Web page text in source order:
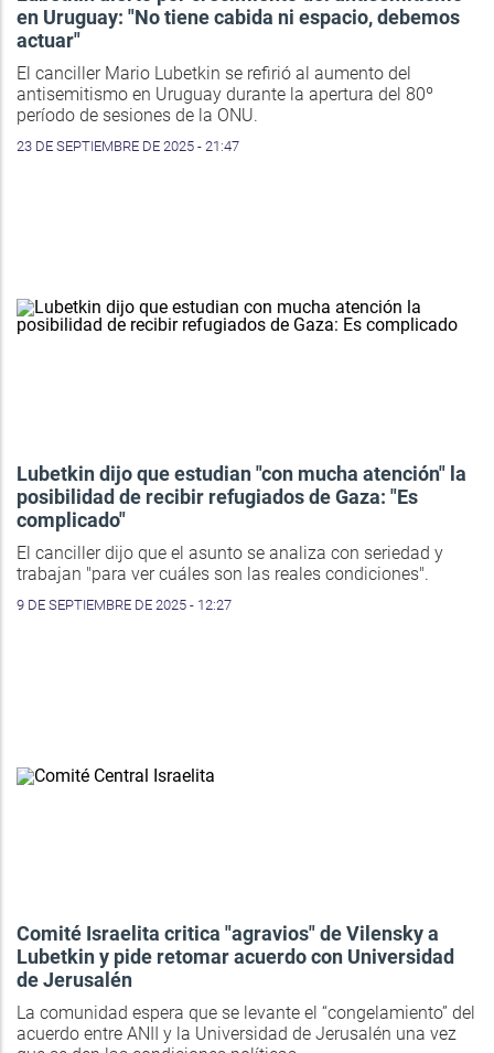
en Uruguay: "No tiene cabida ni espacio, debemos
actuar"
El canciller Mario Lubetkin se refirió al aumento del
antisemitismo en Uruguay durante la apertura del 80º
período de sesiones de la ONU.
23 DE SEPTIEMBRE DE 2025 - 21:47
Lubetkin dijo que estudian "con mucha atención" la
posibilidad de recibir refugiados de Gaza: "Es
complicado"
El canciller dijo que el asunto se analiza con seriedad y
trabajan "para ver cuáles son las reales condiciones".
9 DE SEPTIEMBRE DE 2025 - 12:27
Comité Israelita critica "agravios" de Vilensky a
Lubetkin y pide retomar acuerdo con Universidad
de Jerusalén
La comunidad espera que se levante el “congelamiento” del
acuerdo entre ANII y la Universidad de Jerusalén una vez